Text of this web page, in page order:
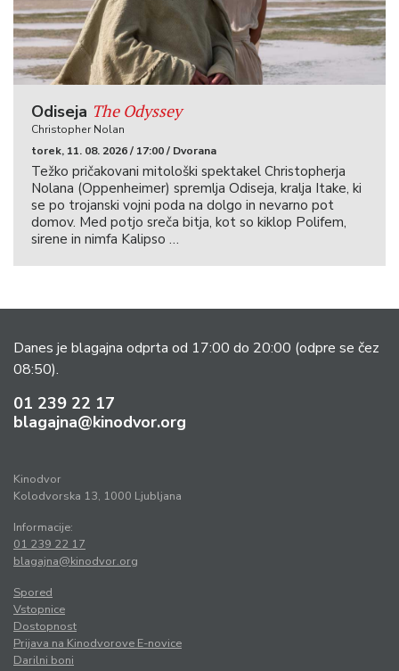
Odiseja The Odyssey
Christopher Nolan
torek, 11. 08. 2026 / 17:00 / Dvorana
Težko pričakovani mitološki spektakel Christopherja
Nolana (Oppenheimer) spremlja Odiseja, kralja Itake, ki
se po trojanski vojni poda na dolgo in nevarno pot
domov. Med potjo sreča bitja, kot so kiklop Polifem,
sirene in nimfa Kalipso …
Danes je blagajna odprta od 17:00 do 20:00 (odpre se čez
08:50).
01 239 22 17
blagajna@kinodvor.org
Kinodvor
Kolodvorska 13, 1000 Ljubljana
Informacije:
01 239 22 17
blagajna@kinodvor.org
Spored
Vstopnice
Dostopnost
Prijava na Kinodvorove E-novice
Darilni boni